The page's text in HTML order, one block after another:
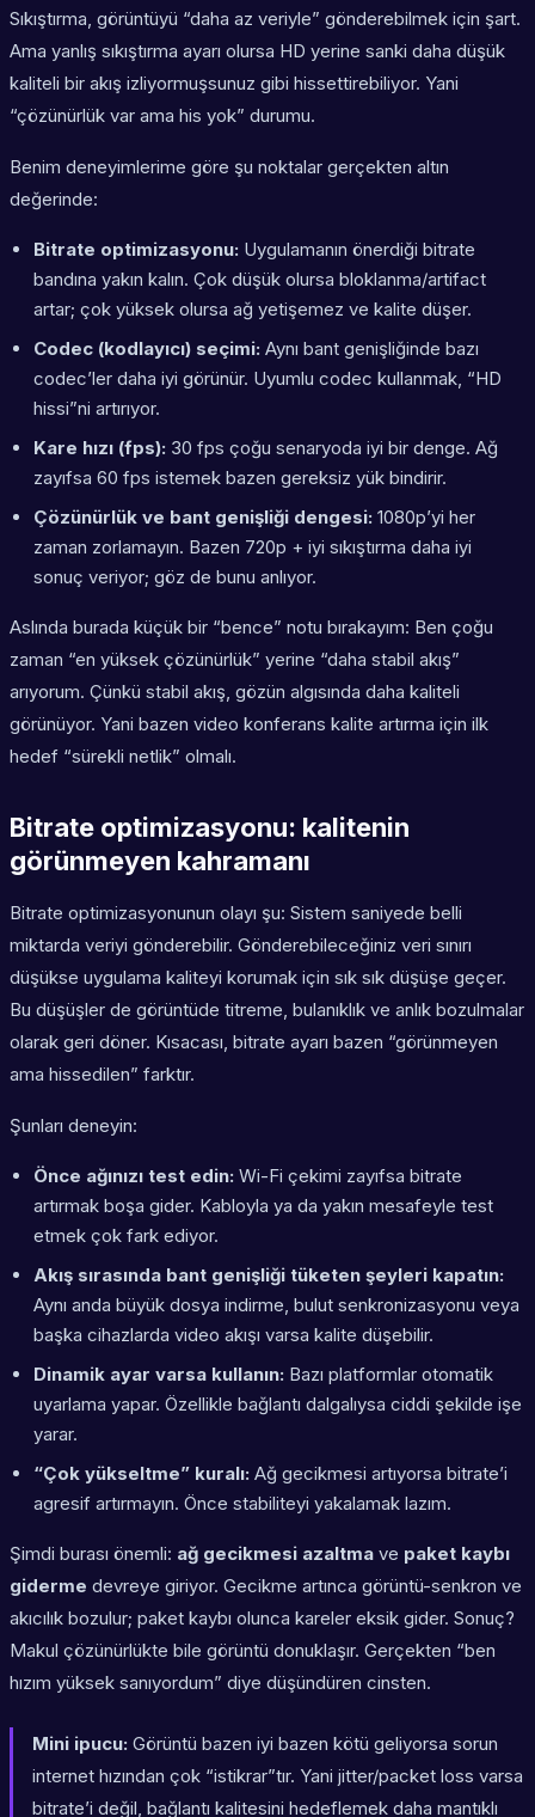
Sıkıştırma, görüntüyü “daha az veriyle” gönderebilmek için şart.
Ama yanlış sıkıştırma ayarı olursa HD yerine sanki daha düşük
kaliteli bir akış izliyormuşsunuz gibi hissettirebiliyor. Yani
“çözünürlük var ama his yok” durumu.
Benim deneyimlerime göre şu noktalar gerçekten altın
değerinde:
Bitrate optimizasyonu: Uygulamanın önerdiği bitrate
bandına yakın kalın. Çok düşük olursa bloklanma/artifact
artar; çok yüksek olursa ağ yetişemez ve kalite düşer.
Codec (kodlayıcı) seçimi: Aynı bant genişliğinde bazı
codec’ler daha iyi görünür. Uyumlu codec kullanmak, “HD
hissi”ni artırıyor.
Kare hızı (fps): 30 fps çoğu senaryoda iyi bir denge. Ağ
zayıfsa 60 fps istemek bazen gereksiz yük bindirir.
Çözünürlük ve bant genişliği dengesi: 1080p’yi her
zaman zorlamayın. Bazen 720p + iyi sıkıştırma daha iyi
sonuç veriyor; göz de bunu anlıyor.
Aslında burada küçük bir “bence” notu bırakayım: Ben çoğu
zaman “en yüksek çözünürlük” yerine “daha stabil akış”
arıyorum. Çünkü stabil akış, gözün algısında daha kaliteli
görünüyor. Yani bazen video konferans kalite artırma için ilk
hedef “sürekli netlik” olmalı.
Bitrate optimizasyonu: kalitenin
görünmeyen kahramanı
Bitrate optimizasyonunun olayı şu: Sistem saniyede belli
miktarda veriyi gönderebilir. Gönderebileceğiniz veri sınırı
düşükse uygulama kaliteyi korumak için sık sık düşüşe geçer.
Bu düşüşler de görüntüde titreme, bulanıklık ve anlık bozulmalar
olarak geri döner. Kısacası, bitrate ayarı bazen “görünmeyen
ama hissedilen” farktır.
Şunları deneyin:
Önce ağınızı test edin: Wi-Fi çekimi zayıfsa bitrate
artırmak boşa gider. Kabloyla ya da yakın mesafeyle test
etmek çok fark ediyor.
Akış sırasında bant genişliği tüketen şeyleri kapatın:
Aynı anda büyük dosya indirme, bulut senkronizasyonu veya
başka cihazlarda video akışı varsa kalite düşebilir.
Dinamik ayar varsa kullanın: Bazı platformlar otomatik
uyarlama yapar. Özellikle bağlantı dalgalıysa ciddi şekilde işe
yarar.
“Çok yükseltme” kuralı: Ağ gecikmesi artıyorsa bitrate’i
agresif artırmayın. Önce stabiliteyi yakalamak lazım.
Şimdi burası önemli: ağ gecikmesi azaltma ve paket kaybı
giderme devreye giriyor. Gecikme artınca görüntü-senkron ve
akıcılık bozulur; paket kaybı olunca kareler eksik gider. Sonuç?
Makul çözünürlükte bile görüntü donuklaşır. Gerçekten “ben
hızım yüksek sanıyordum” diye düşündüren cinsten.
Mini ipucu: Görüntü bazen iyi bazen kötü geliyorsa sorun
internet hızından çok “istikrar”tır. Yani jitter/packet loss varsa
bitrate’i değil, bağlantı kalitesini hedeflemek daha mantıklı